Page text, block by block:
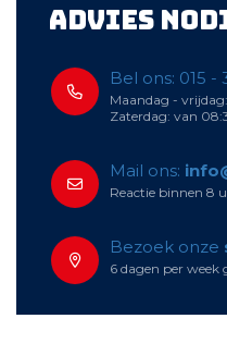
Advies
Bel ons: 015 -
Maandag -
Zaterdag: van
Mail ons:
Reactie binnen 8
Bezoek onze
6 dagen per week